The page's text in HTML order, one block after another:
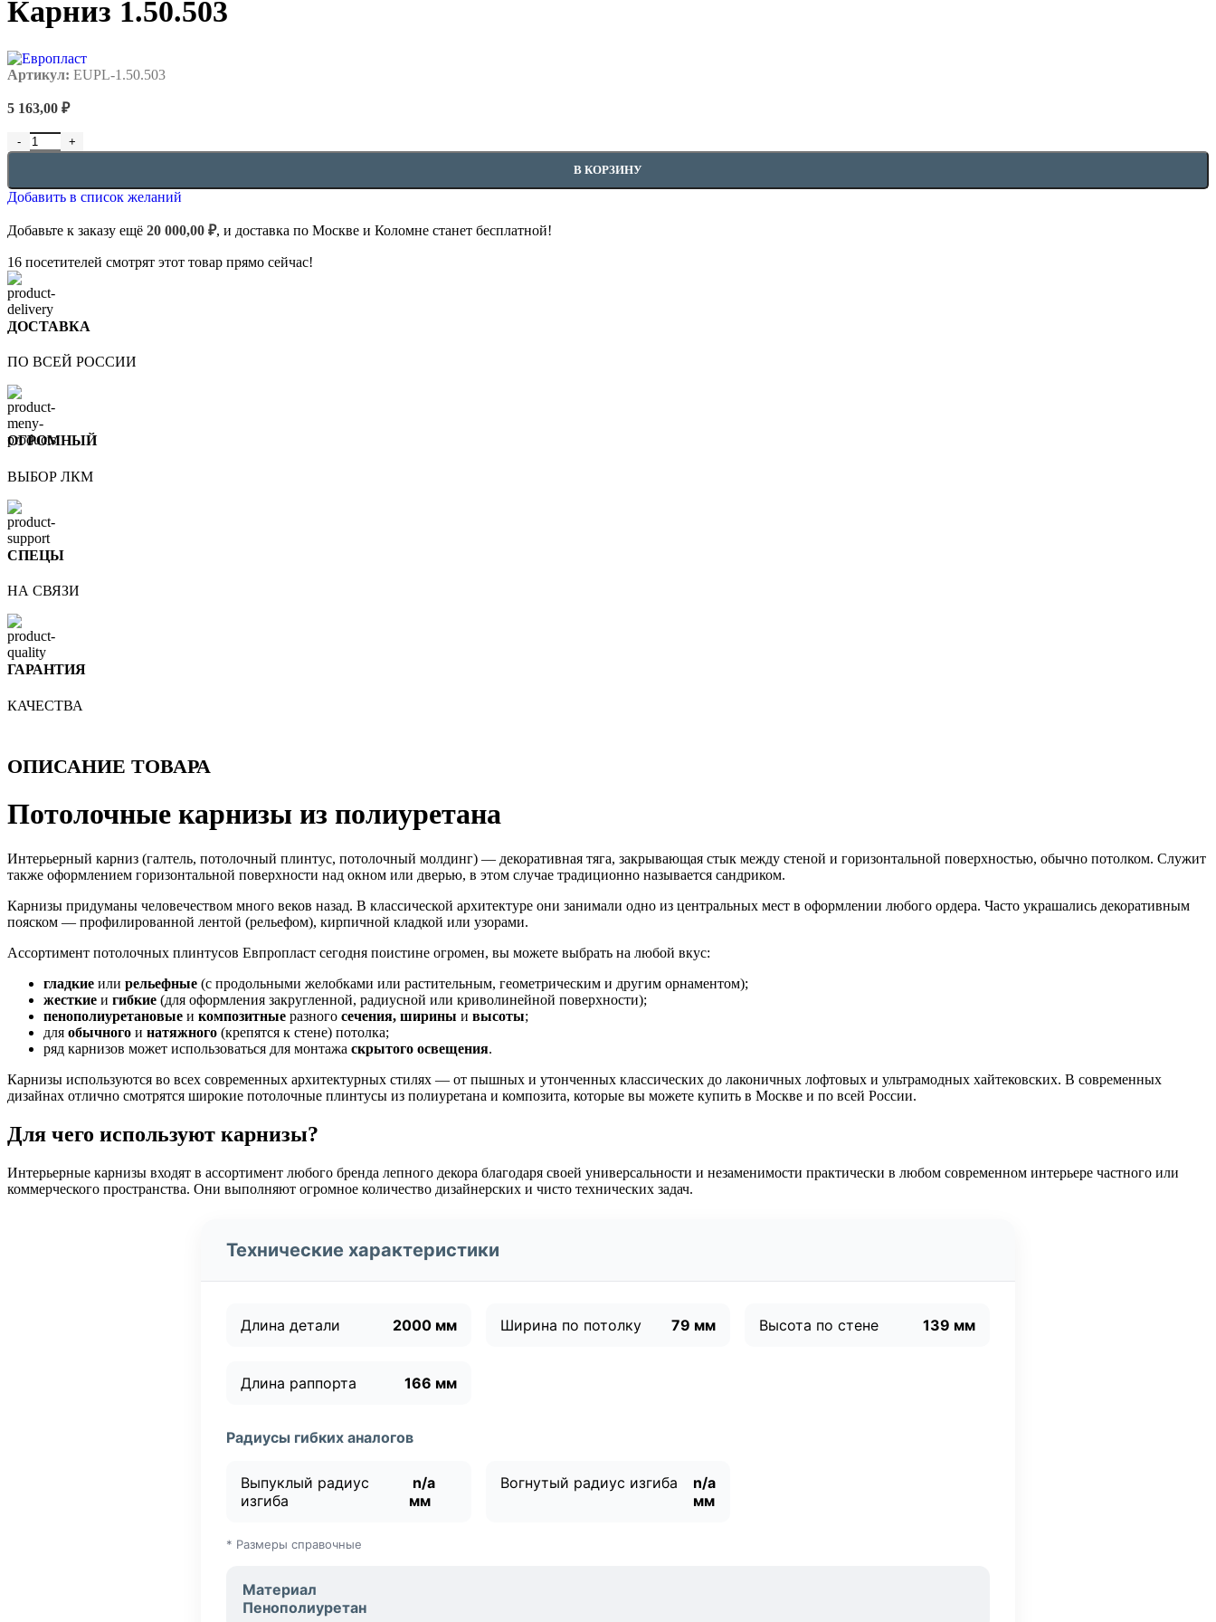
Карниз 1.50.503
Артикул: EUPL-1.50.503
5 163,00 ₽
Количество товара Карниз 1.50.503
В КОРЗИНУ
Добавить в список желаний
Добавьте к заказу ещё 20 000,00 ₽, и доставка по Москве и Коломне станет бесплатной!
16 посетителей смотрят этот товар прямо сейчас!
ДОСТАВКА
ПО ВСЕЙ РОССИИ
ОГРОМНЫЙ
ВЫБОР ЛКМ
СПЕЦЫ
НА СВЯЗИ
ГАРАНТИЯ
КАЧЕСТВА
ОПИСАНИЕ ТОВАРА
Потолочные карнизы из полиуретана
Интерьерный карниз (галтель, потолочный плинтус, потолочный молдинг) — декоративная тяга, закрывающая стык между стеной и горизонтальной поверхностью, обычно потолком. Служит
также оформлением горизонтальной поверхности над окном или дверью, в этом случае традиционно называется сандриком.
Карнизы придуманы человечеством много веков назад. В классической архитектуре они занимали одно из центральных мест в оформлении любого ордера. Часто украшались декоративным
пояском — профилированной лентой (рельефом), кирпичной кладкой или узорами.
Ассортимент потолочных плинтусов Евпропласт сегодня поистине огромен, вы можете выбрать на любой вкус:
гладкие или рельефные (с продольными желобками или растительным, геометрическим и другим орнаментом);
жесткие и гибкие (для оформления закругленной, радиусной или криволинейной поверхности);
пенополиуретановые и композитные разного сечения, ширины и высоты;
для обычного и натяжного (крепятся к стене) потолка;
ряд карнизов может использоваться для монтажа скрытого освещения.
Карнизы используются во всех современных архитектурных стилях — от пышных и утонченных классических до лаконичных лофтовых и ультрамодных хайтековских. В современных
дизайнах отлично смотрятся широкие потолочные плинтусы из полиуретана и композита, которые вы можете купить в Москве и по всей России.
Для чего используют карнизы?
Интерьерные карнизы входят в ассортимент любого бренда лепного декора благодаря своей универсальности и незаменимости практически в любом современном интерьере частного или
коммерческого пространства. Они выполняют огромное количество дизайнерских и чисто технических задач.
Технические характеристики
Длина детали 2000 мм Ширина по потолку 79 мм Высота по стене 139 мм
Длина раппорта 166 мм
Радиусы гибких аналогов
Выпуклый радиус
изгиба
n/a
мм
Вогнутый радиус изгиба
n/a
мм
* Размеры справочные
Материал
Пенополиуретан